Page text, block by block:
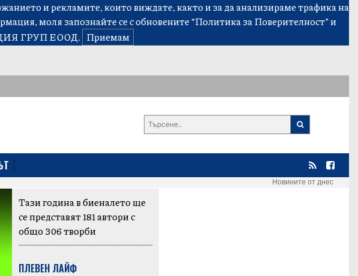
и рекламите, които виждате, както и за да анализираме трафика на
моля запознайте се с обновените“Политика за Поверителност”и
ГРУП ЕООД. Приемам
Новините от днес
Тази година в биеналето ще
се представят 181 автори с
общо 306 творби
ПЛЕВЕН ЛАЙФ